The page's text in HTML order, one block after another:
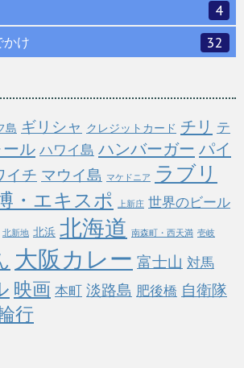
4
かけ
32
島 ギリシャ クレジットカード チリ テ
ル ハワイ島 ハンバーガー パイ
イチ マウイ島 マケドニア ラブリ
・エキスポ 上新庄 世界のビール
北新地 北浜 北海道 南森町・西天満 壱岐
大阪カレー 富士山 対馬
映画 本町 淡路島 肥後橋 自衛隊
行